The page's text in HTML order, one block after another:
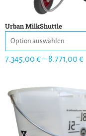
Urban MilkShuttle
7.345,00 €– 8.771,00 €